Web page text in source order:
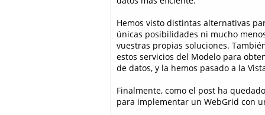
Hemos visto distintas alternativas
únicas posibilidades ni mucho
vuestras propias soluciones.
estos servicios del Modelo para
de datos, y la hemos pasado a la
Finalmente, como el post ha
para implementar un WebGrid con